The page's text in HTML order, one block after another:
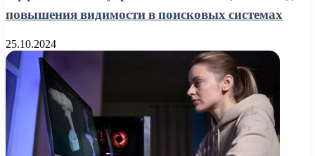
повышения видимости в поисковых системах
25.10.2024